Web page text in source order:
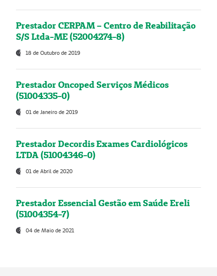
Prestador CERPAM – Centro de Reabilitação
S/S Ltda-ME (52004274-8)
18 de Outubro de 2019
Prestador Oncoped Serviços Médicos
(51004335-0)
01 de Janeiro de 2019
Prestador Decordis Exames Cardiológicos
LTDA (51004346-0)
01 de Abril de 2020
Prestador Essencial Gestão em Saúde Ereli
(51004354-7)
04 de Maio de 2021